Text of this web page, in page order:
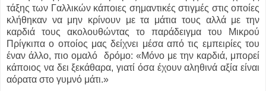
τάξης των Γαλλικών κάποιες σημαντικές στιγμές στις οποίες
κλήθηκαν να μην κρίνουν με τα μάτια τους αλλά με την
καρδιά τους ακολουθώντας το παράδειγμα του Μικρού
Πρίγκιπα ο οποίος μας δείχνει μέσα από τις εμπειρίες του
έναν άλλο, πιο ομαλό δρόμο: «Μόνο με την καρδιά, μπορεί
κάποιος να δει ξεκάθαρα, γιατί όσα έχουν αληθινά αξία είναι
αόρατα στο γυμνό μάτι.»